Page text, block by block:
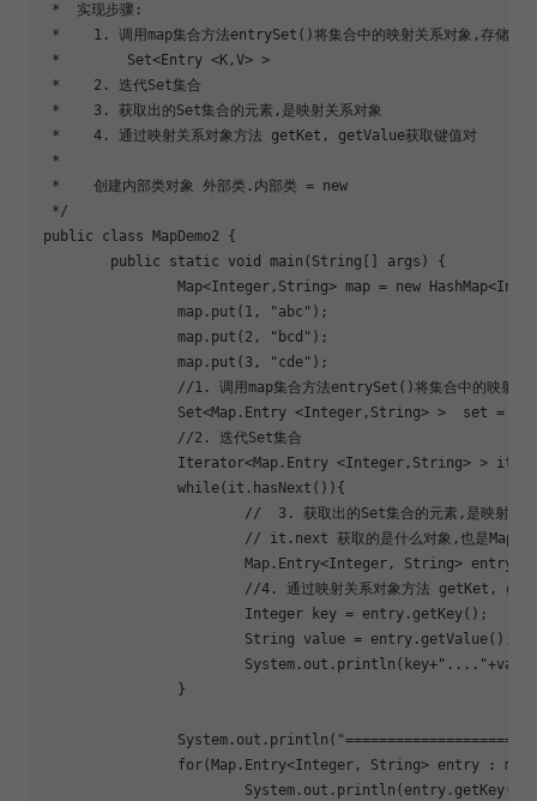
*  实现步骤:
*    1. 调用map集合方法entrySet()将集合中的映射关系对象,存储到
*        Set<Entry <K,V> >
*    2. 迭代Set集合
*    3. 获取出的Set集合的元素,是映射关系对象
*    4. 通过映射关系对象方法 getKet, getValue获取键值对
*
*    创建内部类对象 外部类.内部类 = new
*/
public class MapDemo2 {
		map.put(1,
"abc" );
		map.put(2,
"bcd" );
		map.put(3,
"cde" );
		Set<Map.Entry <Integer,String> >
set =
while(it.hasNext()){
			System.out.println(key+
"...."
		System.out.println(
for(Map.Entry<Integer, String> entry :
			System.out.println(entry.getKey()+